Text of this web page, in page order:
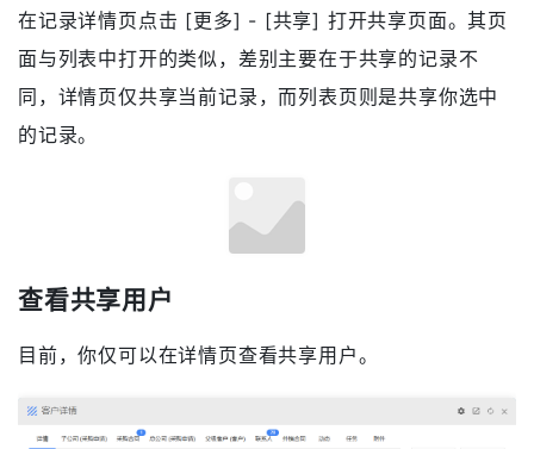
在记录详情页点击 [更多] - [共享] 打开共享页面。其页
面与列表中打开的类似，差别主要在于共享的记录不
同，详情页仅共享当前记录，而列表页则是共享你选中
的记录。
查看共享用户
目前，你仅可以在详情页查看共享用户。